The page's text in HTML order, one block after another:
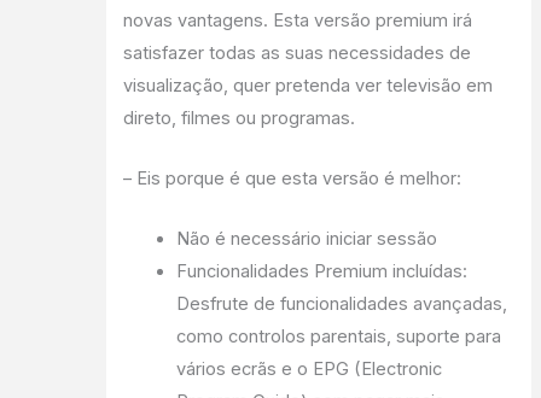
novas vantagens. Esta versão premium irá
satisfazer todas as suas necessidades de
visualização, quer pretenda ver televisão em
direto, filmes ou programas.
– Eis porque é que esta versão é melhor:
Não é necessário iniciar sessão
Funcionalidades Premium incluídas:
Desfrute de funcionalidades avançadas,
como controlos parentais, suporte para
vários ecrãs e o EPG (Electronic